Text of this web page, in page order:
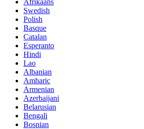
Afrikaans
Swedish
Polish
Basque
Catalan
Esperanto
Hindi
Lao
Albanian
Amharic
Armenian
Azerbaijani
Belarusian
Bengali
Bosnian